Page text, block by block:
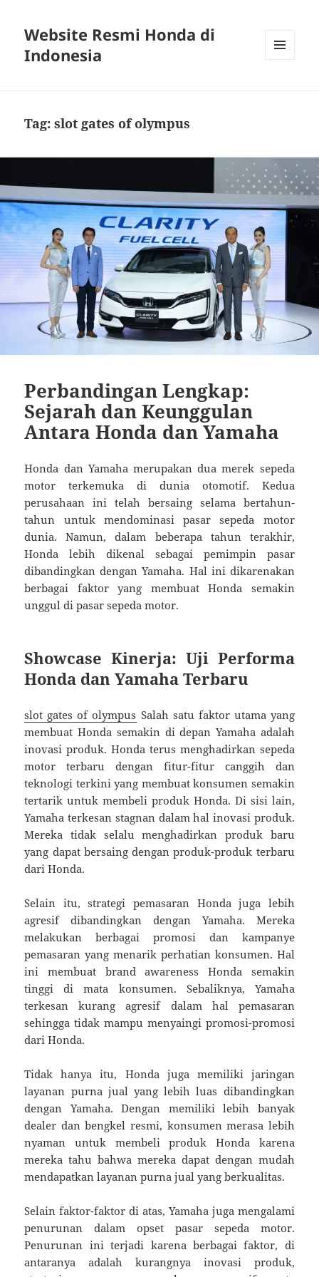
Website Resmi Honda di
Indonesia
Tag:slot gates of olympus
Perbandingan Lengkap:
Sejarah dan Keunggulan
Antara Honda dan Yamaha
Honda dan Yamaha merupakan dua merek sepeda
motor terkemuka di dunia otomotif. Kedua
perusahaan ini telah bersaing selama bertahun-
tahun untuk mendominasi pasar sepeda motor
dunia. Namun, dalam beberapa tahun terakhir,
Honda lebih dikenal sebagai pemimpin pasar
dibandingkan dengan Yamaha. Hal ini dikarenakan
berbagai faktor yang membuat Honda semakin
unggul di pasar sepeda motor.
Showcase Kinerja: Uji Performa
Honda dan Yamaha Terbaru
slot gates of olympus Salah satu faktor utama yang
membuat Honda semakin di depan Yamaha adalah
inovasi produk. Honda terus menghadirkan sepeda
motor terbaru dengan fitur-fitur canggih dan
teknologi terkini yang membuat konsumen semakin
tertarik untuk membeli produk Honda. Di sisi lain,
Yamaha terkesan stagnan dalam hal inovasi produk.
Mereka tidak selalu menghadirkan produk baru
yang dapat bersaing dengan produk-produk terbaru
dari Honda.
Selain itu, strategi pemasaran Honda juga lebih
agresif dibandingkan dengan Yamaha. Mereka
melakukan berbagai promosi dan kampanye
pemasaran yang menarik perhatian konsumen. Hal
ini membuat brand awareness Honda semakin
tinggi di mata konsumen. Sebaliknya, Yamaha
terkesan kurang agresif dalam hal pemasaran
sehingga tidak mampu menyaingi promosi-promosi
dari Honda.
Tidak hanya itu, Honda juga memiliki jaringan
layanan purna jual yang lebih luas dibandingkan
dengan Yamaha. Dengan memiliki lebih banyak
dealer dan bengkel resmi, konsumen merasa lebih
nyaman untuk membeli produk Honda karena
mereka tahu bahwa mereka dapat dengan mudah
mendapatkan layanan purna jual yang berkualitas.
Selain faktor-faktor di atas, Yamaha juga mengalami
penurunan dalam opset pasar sepeda motor.
Penurunan ini terjadi karena berbagai faktor, di
antaranya adalah kurangnya inovasi produk,